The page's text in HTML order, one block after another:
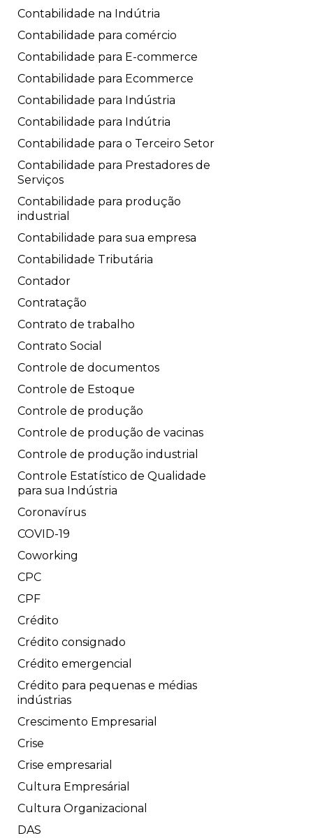
Contabilidade na Indútria
Contabilidade para comércio
Contabilidade para E-commerce
Contabilidade para Ecommerce
Contabilidade para Indústria
Contabilidade para Indútria
Contabilidade para o Terceiro Setor
Contabilidade para Prestadores de
Serviços
Contabilidade para produção
industrial
Contabilidade para sua empresa
Contabilidade Tributária
Contador
Contratação
Contrato de trabalho
Contrato Social
Controle de documentos
Controle de Estoque
Controle de produção
Controle de produção de vacinas
Controle de produção industrial
Controle Estatístico de Qualidade
para sua Indústria
Coronavírus
COVID-19
Coworking
CPC
CPF
Crédito
Crédito consignado
Crédito emergencial
Crédito para pequenas e médias
indústrias
Crescimento Empresarial
Crise
Crise empresarial
Cultura Empresárial
Cultura Organizacional
DAS